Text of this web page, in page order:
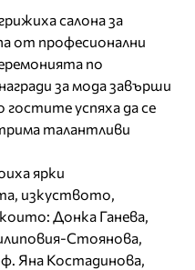
салона за
oт професионални
по
за мода завърши
гостите успяха да се
талантливи
ярки
изкуството,
Донка Ганева,
Стоянова,
Яна Костадинова,